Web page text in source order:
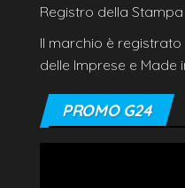
Registro della
Il marchio è
delle Imprese e Made
PROMO G24